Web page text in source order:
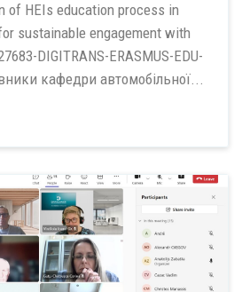
of HEIs education process in
sustainable engagement with
DIGITRANS-ERASMUS-EDU-
кафедри автомобільної...